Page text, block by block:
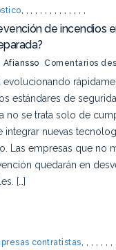
, ,,,,,,,,,,,,,
de incendios
Afiansso Comentarios
evolucionando
estándares de
no se trata solo de
integrar nuevas
Las empresas que no
quedarán en
[…]
contratistas